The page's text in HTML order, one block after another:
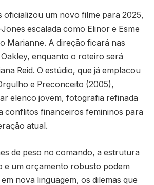
oficializou um novo filme para 2025,
escalada como Elinor e Esme
Marianne. A direção ficará nas
enquanto o roteiro será
Reid. O estúdio, que já emplacou
e Preconceito (2005),
elenco jovem, fotografia refinada
conflitos financeiros femininos para
atual.
de peso no comando, a estrutura
e um orçamento robusto podem
nova linguagem, os dilemas que